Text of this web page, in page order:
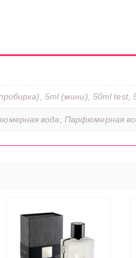
5ml (мини), 50ml test,
вода, Парфюмерная